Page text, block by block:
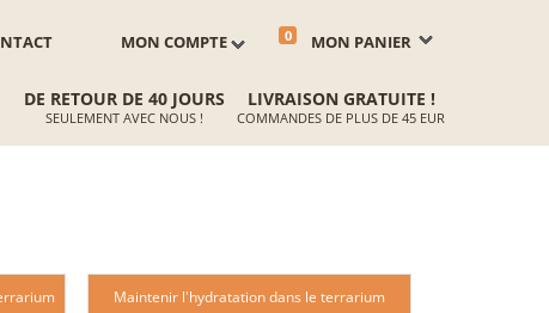
MON PANIER
0
MON COMPTE
DE RETOUR DE 40 JOURS
SEULEMENT AVEC NOUS !
LIVRAISON GRATUITE !
COMMANDES DE PLUS DE 45 EUR
Maintenir l'hydratation dans le terrarium